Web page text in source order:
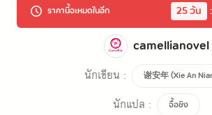
ราคานี้จะหมดในอีก 25 วัน :
camellianovel
นักเขียน : 谢安年 (Xie An
นักแปล : จื้อชิง